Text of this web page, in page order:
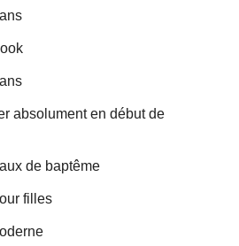
absolument en début de
de baptême
filles